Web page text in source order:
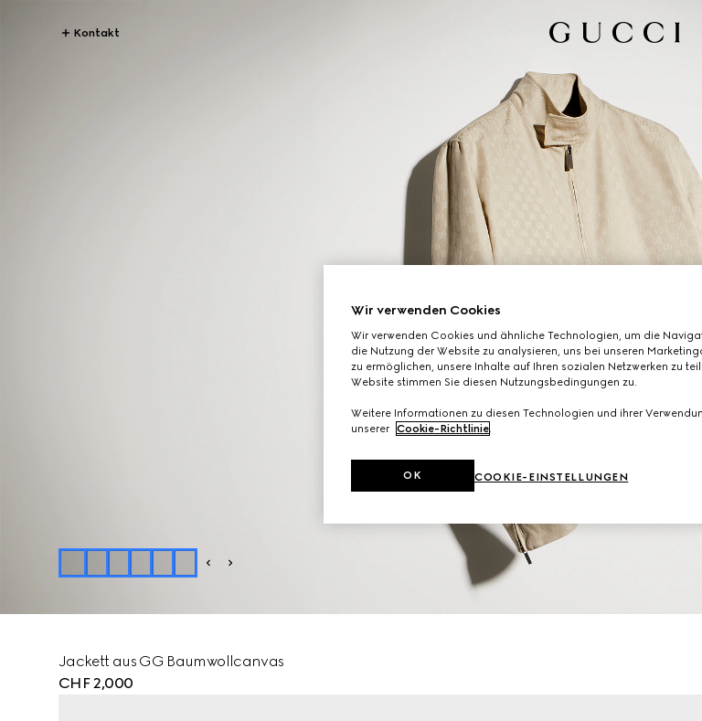
Kontakt
Jackett aus GG Baumwollcanvas
CHF 2,000
Wir verwenden Cookies
Wir verwenden Cookies und ähnliche Technologien, um die
die Nutzung der Website zu analysieren, uns bei unseren
zu ermöglichen, unsere Inhalte auf Ihren sozialen Netzwerken zu
Website stimmen Sie diesen Nutzungsbedingungen zu.
Weitere Informationen zu diesen Technologien und ihrer
unserer Cookie-Richtlinie.
COOKIE-EINSTELLUNGEN
OK